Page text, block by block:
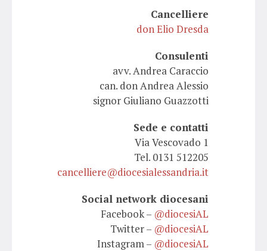
Cancelliere
don Elio Dresda
Consulenti
avv. Andrea Caraccio
can. don Andrea Alessio
signor Giuliano Guazzotti
Sede e contatti
Via Vescovado 1
Tel. 0131 512205
cancelliere@diocesialessandria.it
Social network diocesani
Facebook – @diocesiAL
Twitter – @diocesiAL
Instagram – @diocesiAL